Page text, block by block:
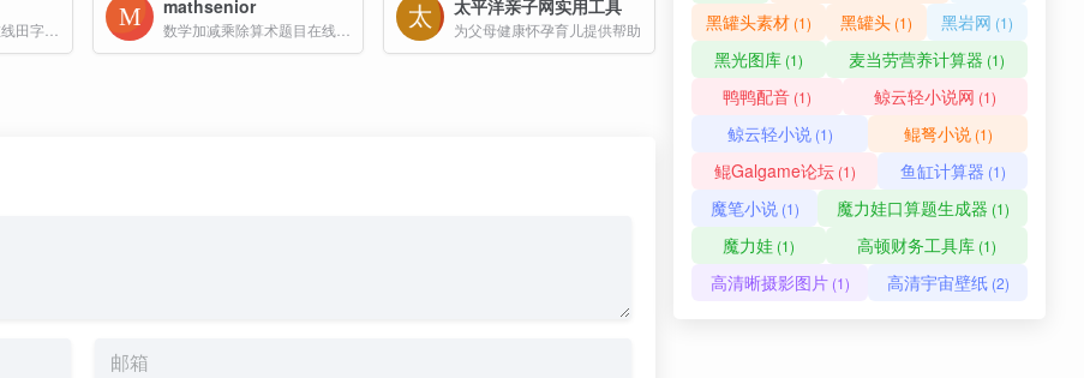
mathsenior 太平洋亲子网实用工具
为父母健康怀孕育儿提供帮助 黑罐头素材 (1) 黑罐头 (1) 黑岩网 (1)
黑光图库 (1) 麦当劳营养计算器 (1)
鸭鸭配音 (1) 鲸云轻小说网 (1)
鲸云轻小说(1) 鲲弩小说(1)
鲲Galgame论坛(1) 鱼缸计算器 (1)
魔笔小说(1) 魔力娃口算题生成器 (1)
魔力娃 (1) 高顿财务工具库 (1)
高清晰摄影图片(1) 高清宇宙壁纸(2)